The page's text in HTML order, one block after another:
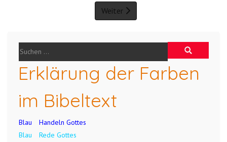
Weiter
Erklärung der Farben
im Bibeltext
Blau
Handeln Gottes
Blau
Rede Gottes